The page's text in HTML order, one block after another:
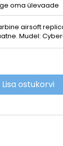
oma ülevaade
airsoft
Mudel:
Lisa ostukorvi